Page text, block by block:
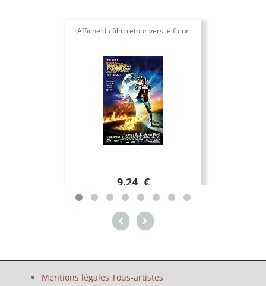
Affiche du film retour vers le futur
9.24 €
Mentions légales Tous-artistes